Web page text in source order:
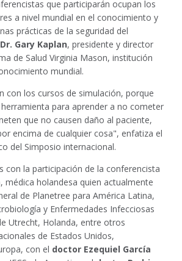
que participarán ocupan los
a nivel mundial en el conocimiento y
prácticas de la seguridad del
Dr. Gary Kaplan, presidente y director
de Salud Virginia Mason, institución
mundial.
con los cursos de simulación, porque
para aprender a no cometer
que no causen daño al paciente,
encima de cualquier cosa", enfatiza el
del Simposio internacional.
con la participación de la conferencista
, médica holandesa quien actualmente
de Planetree para América Latina,
y Enfermedades Infecciosas
Utrecht, Holanda, entre otros
de Estados Unidos,
con el doctor Ezequiel García